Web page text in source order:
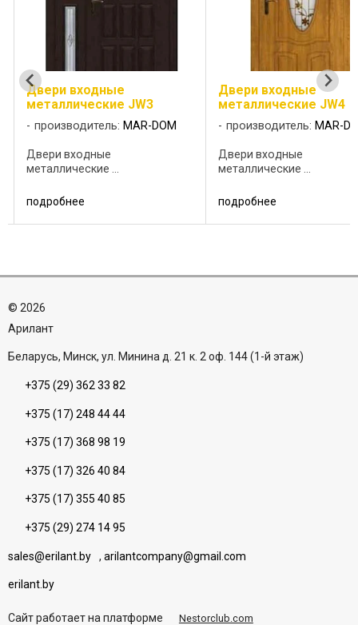
Двери входные
металлические JW3
производитель: MAR-DOM
Двери входные
металлические ...
подробнее
Двери входные
металлические JW4
производитель: MAR-
Двери входные
металлические ...
подробнее
© 2026
Aрилант
Беларусь, Минск, ул. Минина д. 21 к. 2 оф. 144 (1-й этаж)
+375 (29) 362 33 82
+375 (17) 248 44 44
+375 (17) 368 98 19
+375 (17) 326 40 84
+375 (17) 355 40 85
+375 (29) 274 14 95
sales@erilant.by , arilantcompany@gmail.com
erilant.by
Сайт работает на платформе Nestorclub.com